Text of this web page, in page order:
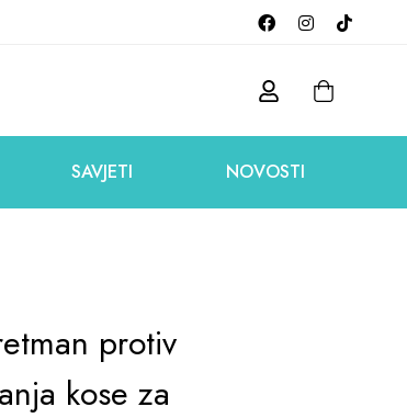
SAVJETI NOVOSTI
protiv
kose za